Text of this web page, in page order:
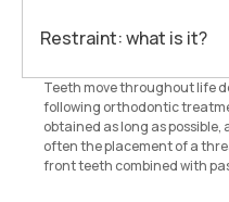
Restraint: what is it?
Teeth move throughout life
following orthodontic
obtained as long as
often the placement of a
front teeth combined with